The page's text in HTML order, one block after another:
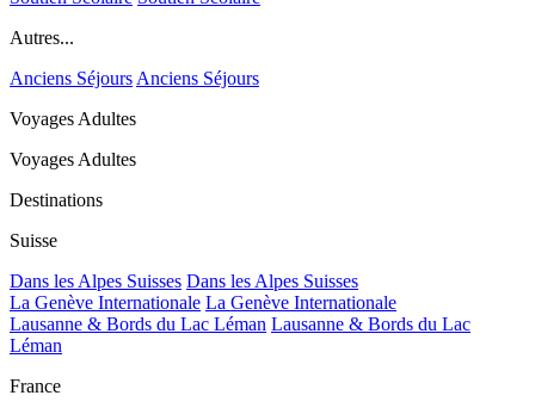
Autres...
Anciens Séjours Anciens Séjours
Voyages Adultes
Voyages Adultes
Destinations
Suisse
Dans les Alpes Suisses Dans les Alpes Suisses
La Genève Internationale La Genève Internationale
Lausanne & Bords du Lac Léman Lausanne & Bords du Lac
Léman
France